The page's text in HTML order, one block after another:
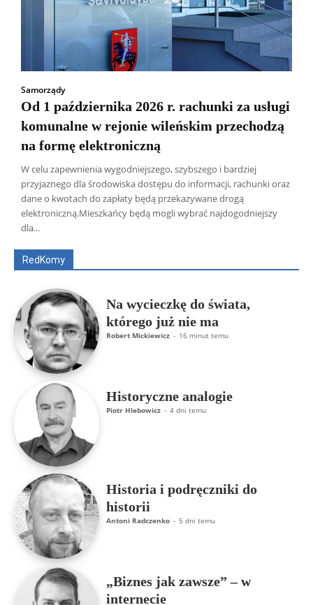
Samorządy
Od 1 października 2026 r. rachunki za usługi
komunalne w rejonie wileńskim przechodzą
na formę elektroniczną
W celu zapewnienia wygodniejszego, szybszego i bardziej
przyjaznego dla środowiska dostępu do informacji, rachunki oraz
dane o kwotach do zapłaty będą przekazywane drogą
elektroniczną.Mieszkańcy będą mogli wybrać najdogodniejszy
dla...
RedKomy
Wszyscy Aleksander Borowik
Antoni Radczenko
Artur Płokszto
Grzegorz Górny
Na wycieczkę do świata,
którego już nie ma
Robert Mickiewicz - 16 minut temu
Historyczne analogie
Piotr Hlebowicz - 4 dni temu
Historia i podręczniki do
historii
Antoni Radczenko - 5 dni temu
„Biznes jak zawsze” – w
internecie